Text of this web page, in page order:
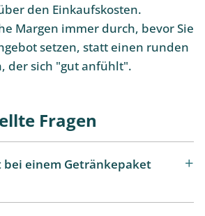
den Einkaufskosten.
Margen immer durch, bevor Sie
setzen, statt einen runden
der sich "gut anfühlt".
Fragen
bei einem Getränkepaket